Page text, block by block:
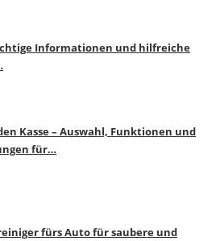
Informationen und hilfreiche
Kasse – Auswahl, Funktionen und
für…
fürs Auto für saubere und